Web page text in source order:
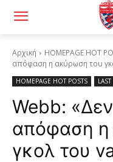
Αρχική HOMEPAGE HOT
απόφαση η ακύρωση του
HOMEPAGE HOT POSTS
Webb:
απόφαση
γκολ του